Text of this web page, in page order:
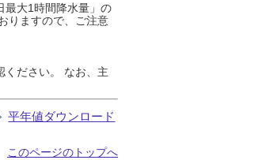
最大1時間降水量」の
りますので、ご注意
ください。 なお、主
平年値ダウンロード
このページのトップへ